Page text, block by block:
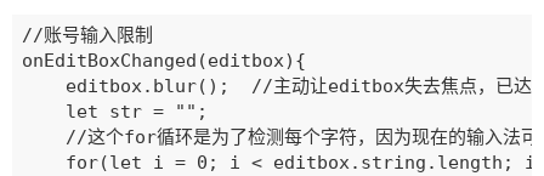
//账号输入限制
onEditBoxChanged(editbox){
editbox.blur();  //主动让editbox失去焦点，已达到
    let str = "";
//这个for循环是为了检测每个字符，因为现在的输入法可
for(let i = 0; i < editbox.string.length;